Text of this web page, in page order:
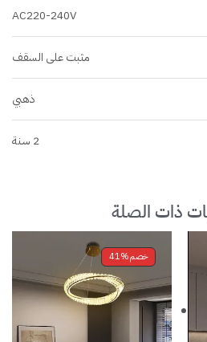
AC220-240V
مثبت على السقف
ذهبي
2 سنة
ذات الصلة
خصم41%